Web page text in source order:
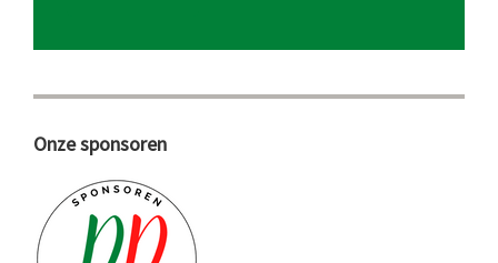
Onze sponsoren